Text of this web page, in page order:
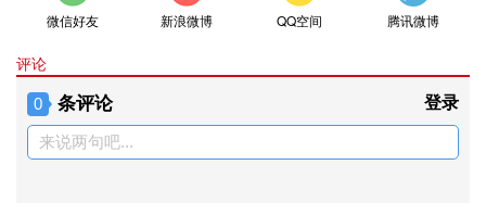
微信好友 新浪微博 QQ空间 腾讯微博
评论
0 条评论 登录
来说两句吧...